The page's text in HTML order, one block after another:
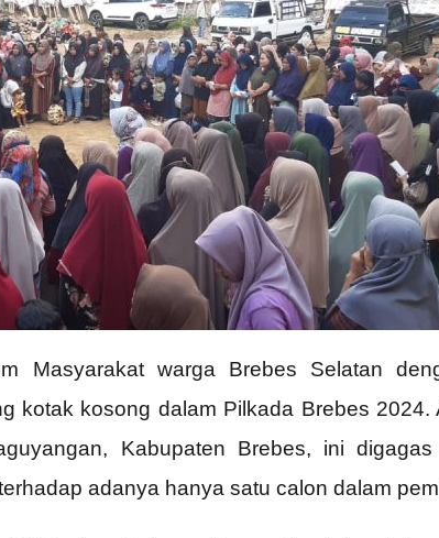
Masyarakat warga Brebes Selatan
kotak kosong dalam Pilkada Brebes
Kabupaten Brebes, ini
adanya hanya satu calon dalam